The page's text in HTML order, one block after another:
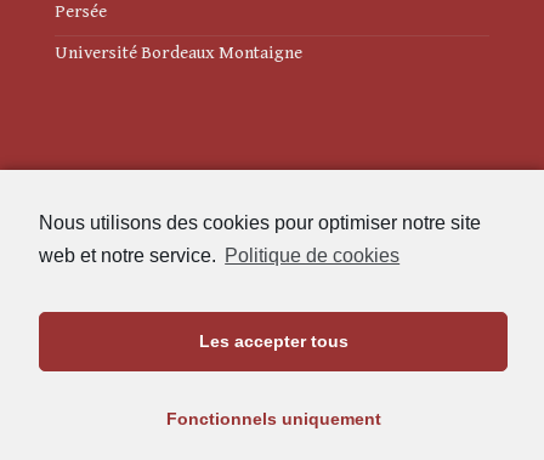
Nous utilisons des cookies pour optimiser notre site
web et notre service. Politique de cookies
Les accepter tous
Fonctionnels uniquement
Persée
Université Bordeaux Montaigne
Politique de cookies (UE)
Maison de l'Archéologie